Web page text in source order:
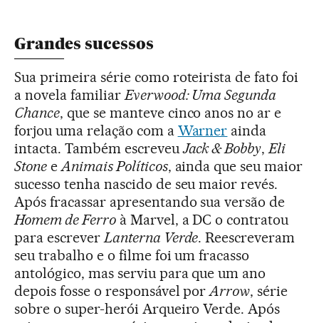
Grandes sucessos
Sua primeira série como roteirista de fato foi
a novela familiarEverwood: Uma Segunda
Chance, que se manteve cinco anos no ar e
forjou uma relação com a Warner ainda
intacta. Também escreveuJack & Bobby,Eli
StoneeAnimais Políticos, ainda que seu maior
sucesso tenha nascido de seu maior revés.
Após fracassar apresentando sua versão de
Homem de Ferroà Marvel, a DC o contratou
para escreverLanterna Verde. Reescreveram
seu trabalho e o filme foi um fracasso
antológico, mas serviu para que um ano
depois fosse o responsável porArrow, série
sobre o super-herói Arqueiro Verde. Após